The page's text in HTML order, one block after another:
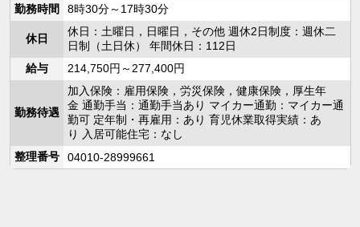
勤務時間
8時30分～17時30分
休日
休日：土曜日，日曜日，その他 週休2日制度：週休二
日制（土日休） 年間休日：112日
給与
214,750円～277,400円
勤務待遇
加入保険：雇用保険，労災保険，健康保険，厚生年
金 通勤手当：通勤手当あり マイカー通勤：マイカー通
勤可 定年制・再雇用：あり 育児休業取得実績：あ
り 入居可能住宅：なし
整理番号
04010-28999661